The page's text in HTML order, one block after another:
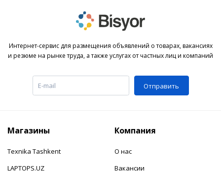
Интернет-сервис для размещения объявлений о товарах, вакансиях
и резюме на рынке труда, а также услугах от частных лиц и компаний
Отправить
Магазины
Texnika Tashkent
LAPTOPS.UZ
Компания
О нас
Вакансии